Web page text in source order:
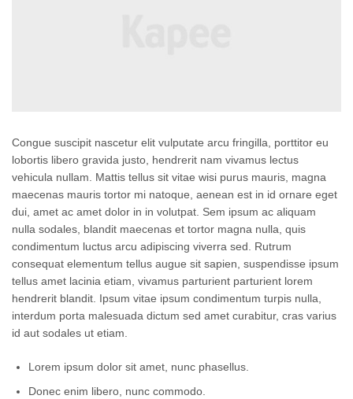
Congue suscipit nascetur elit vulputate arcu fringilla, porttitor eu
lobortis libero gravida justo, hendrerit nam vivamus lectus
vehicula nullam. Mattis tellus sit vitae wisi purus mauris, magna
maecenas mauris tortor mi natoque, aenean est in id ornare eget
dui, amet ac amet dolor in in volutpat. Sem ipsum ac aliquam
nulla sodales, blandit maecenas et tortor magna nulla, quis
condimentum luctus arcu adipiscing viverra sed. Rutrum
consequat elementum tellus augue sit sapien, suspendisse ipsum
tellus amet lacinia etiam, vivamus parturient parturient lorem
hendrerit blandit. Ipsum vitae ipsum condimentum turpis nulla,
interdum porta malesuada dictum sed amet curabitur, cras varius
id aut sodales ut etiam.
Lorem ipsum dolor sit amet, nunc phasellus.
Donec enim libero, nunc commodo.